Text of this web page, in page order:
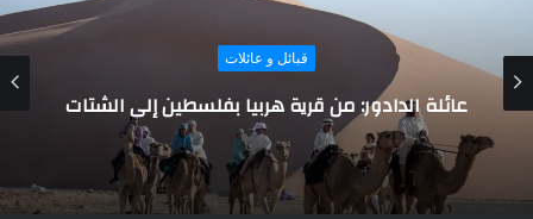
المزيد
د. حسن أحمد حسن يكتب: العجز الأميركي عن إنقاذ
الكيان الغريق